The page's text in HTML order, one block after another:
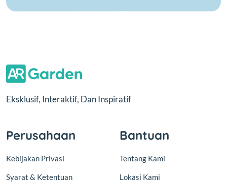
Eksklusif, Interaktif, Dan Inspiratif
Perusahaan
Kebijakan Privasi
Syarat & Ketentuan
Bantuan
Tentang Kami
Lokasi Kami